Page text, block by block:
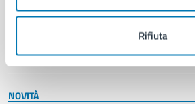
Rifiuta
Salute, benessere e assistenza
NOVITÀ